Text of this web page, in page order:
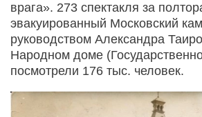
врага». 273 спектакля за
эвакуированный Московский
руководством Александра
Народном доме
посмотрели 176 тыс. человек.